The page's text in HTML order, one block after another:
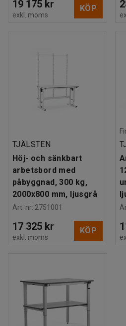
19 175 kr
exkl. moms
KÖP
TJÄLSTEN
Höj- och sänkbart
arbetsbord med
påbyggnad, 300 kg,
2000x800 mm, ljusgrå
Art. nr: 2751001
17 325 kr
exkl. moms
KÖP